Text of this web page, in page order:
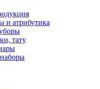
и атрибутика
тату